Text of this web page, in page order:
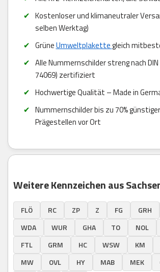
Kostenloser und klimaneutraler
selben Werktag)
GrüneUmweltplakettegleich
Alle Nummernschilder streng nach DIN
74069) zertifiziert
Hochwertige Qualität – Made in
Nummernschilder bis zu 70%
Prägestellen vor Ort
Weitere Kennzeichen aus
FLÖ RC ZP Z FG GRH
WDA
WUR GHA TO NOL
FTL
GRM HC WSW KM
MW
OVL HY MAB MEK